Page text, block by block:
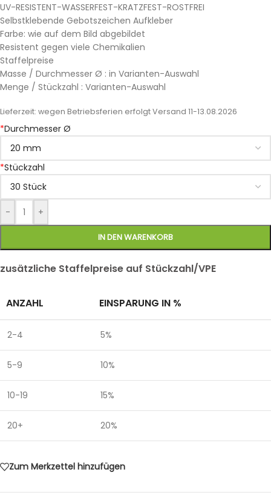
UV-RESISTENT-WASSERFEST-KRATZFEST-ROSTFREI
Selbstklebende Gebotszeichen Aufkleber
Farbe: wie auf dem Bild abgebildet
Resistent gegen viele Chemikalien
Staffelpreise
Masse / Durchmesser Ø : in Varianten-Auswahl
Menge / Stückzahl : Varianten-Auswahl
Lieferzeit: wegen Betriebsferien erfolgt Versand 11-13.08.2026
*Durchmesser Ø
*Stückzahl
- +
IN DEN WARENKORB
zusätzliche Staffelpreise auf Stückzahl/VPE
ANZAHL EINSPARUNG IN %
2-4 5%
5-9 10%
10-19 15%
20+ 20%
Zum Merkzettel hinzufügen